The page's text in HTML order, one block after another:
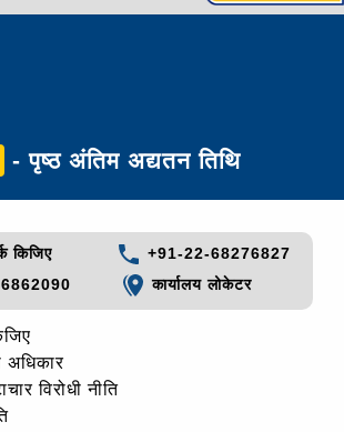
- पृष्ठ अंतिम अद्यतन तिथि
किजिए
+91-22-68276827
कार्यालय लोकेटर
विरोधी नीति